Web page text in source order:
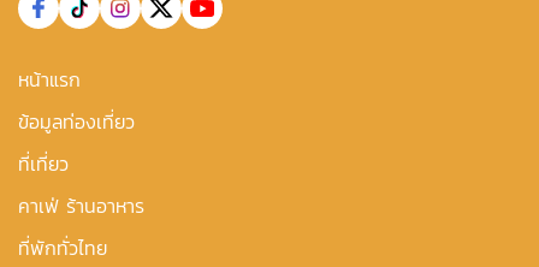
หน้าแรก
ข้อมูลท่องเที่ยว
ที่เที่ยว
คาเฟ่ ร้านอาหาร
ที่พักทั่วไทย